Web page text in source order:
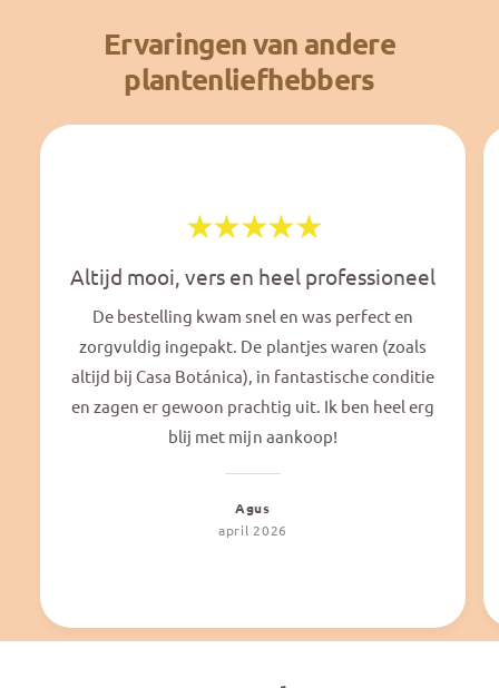
Ervaringen van andere
plantenliefhebbers
Altijd mooi, vers en heel professioneel
De bestelling kwam snel en was perfect en
zorgvuldig ingepakt. De plantjes waren (zoals
altijd bij Casa Botánica), in fantastische conditie
en zagen er gewoon prachtig uit. Ik ben heel erg
blij met mijn aankoop!
Agus
april 2026